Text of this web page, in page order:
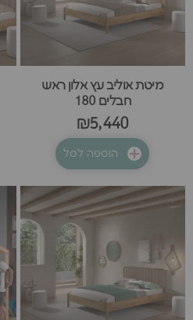
מיטת אוליב עץ אלון ראש
חבלים 180
₪5,440
הוספה לסל